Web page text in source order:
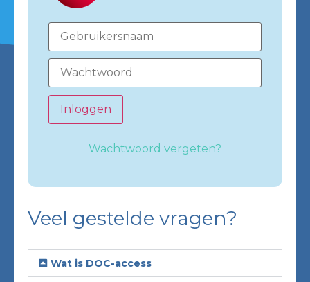
Inloggen
Wachtwoord vergeten?
Veel gestelde vragen?
Wat is DOC-access